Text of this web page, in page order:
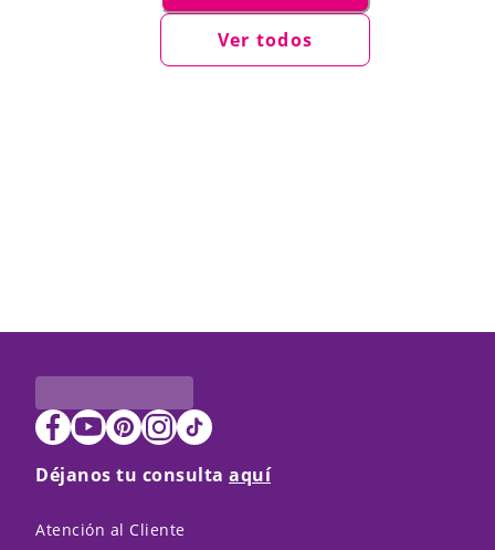
Ver todos
Déjanos tu consulta aquí
Atención al Cliente